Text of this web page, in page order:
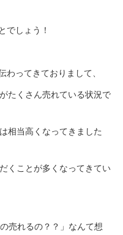
でしょう！
わってきておりまして、
たくさん売れている状況で
相当高くなってきました
くことが多くなってきてい
売れるの？？」なんて想